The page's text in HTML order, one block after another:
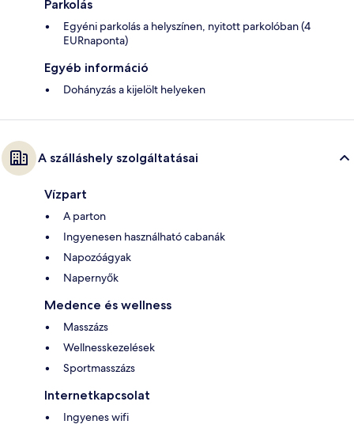
Parkolás
Egyéni parkolás a helyszínen, nyitott parkolóban (4
EURnaponta)
Egyéb információ
Dohányzás a kijelölt helyeken
A szálláshely szolgáltatásai
Vízpart
A parton
Ingyenesen használható cabanák
Napozóágyak
Napernyők
Medence és wellness
Masszázs
Wellnesskezelések
Sportmasszázs
Internetkapcsolat
Ingyenes wifi